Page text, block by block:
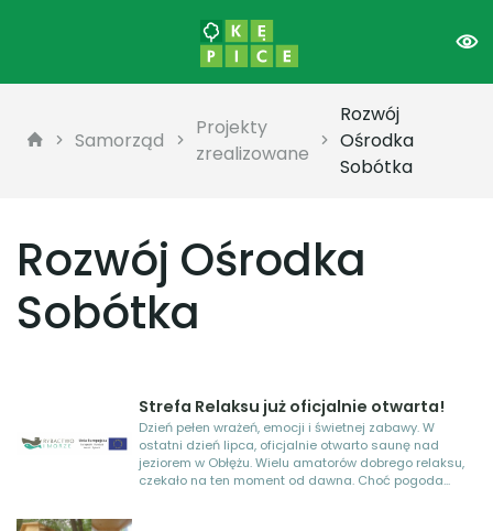
Samorząd
Projekty
zrealizowane
Rozwój
Ośrodka
Sobótka
Rozwój Ośrodka
Sobótka
Strefa Relaksu już oficjalnie otwarta!
Dzień pełen wrażeń, emocji i świetnej zabawy. W
ostatni dzień lipca, oficjalnie otwarto saunę nad
jeziorem w Obłężu. Wielu amatorów dobrego relaksu,
czekało na ten moment od dawna. Choć pogoda...